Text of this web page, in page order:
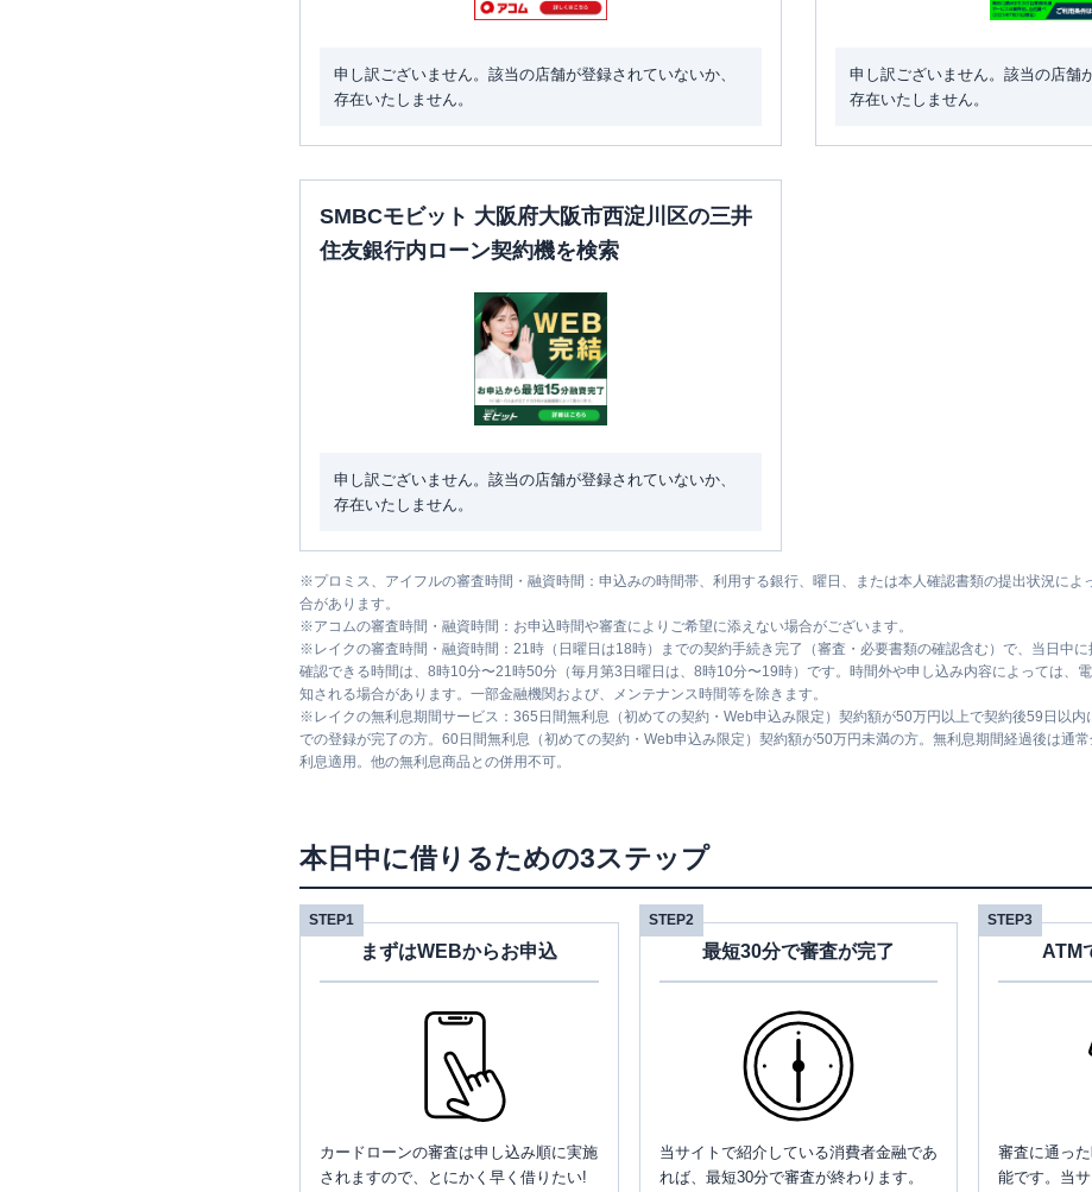
申し訳ございません。該当の店舗が登録されていないか、
存在いたしません。
申し訳ございません。該当の店舗
存在いたしません。
SMBCモビット 大阪府大阪市西淀川区の三井
住友銀行内ローン契約機を検索
申し訳ございません。該当の店舗が登録されていないか、
存在いたしません。
※プロミス、アイフルの審査時間・融資時間：申込みの時間帯、利用する銀行、曜日、または本人確認書類の提出状況によ
合があります。
※アコムの審査時間・融資時間：お申込時間や審査によりご希望に添えない場合がございます。
※ レイクの審査時間・融資時間：21時（日曜日は18時）までの契約手続き完了（審査・必要書類の確認含む）で、当日中
確認できる時間は、8時10分〜21時50分（毎月第3日曜日は、8時10分〜19時）です。時間外や申し込み内容によっては、
知される場合があります。一部金融機関および、メンテナンス時間等を除きます。
※ レイクの無利息期間サービス：365日間無利息（初めての契約・Web申込み限定）契約額が50万円以上で契約後59日以内
での登録が完了の方。60日間無利息（初めての契約・Web申込み限定）契約額が50万円未満の方。無利息期間経過後は通
利息適用。他の無利息商品との併用不可。
本日中に借りるための3ステップ
STEP1
まずはWEBからお申込
カードローンの審査は申し込み順に実施
されますので、とにかく早く借りたい!
STEP2
最短30分で審査が完了
当サイトで紹介している消費者金融であ
れば、最短30分で審査が終わります。
STEP3
ATM
審査に通っ
能です。当